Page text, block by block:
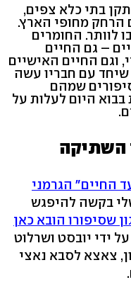
בתי כלא צפים,
הרחק מחופי הארץ.
לוותר. החומרים
– גם החיים
וגם החיים האישיים
עם חבריו עשה
שמהם
בבוא היום לעלות על
השתיקה
החיים" הגרמני
בקשה להיפגש
שסיפורו הובא כאן
ידי יובסט ושרלוט
צאצא לסבא נאצי